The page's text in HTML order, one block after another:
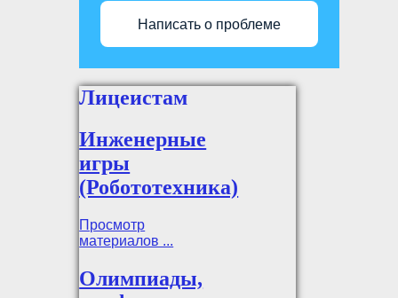
Написать о проблеме
Лицеистам
Инженерные
игры
(Робототехника)
Просмотр
материалов ...
Олимпиады,